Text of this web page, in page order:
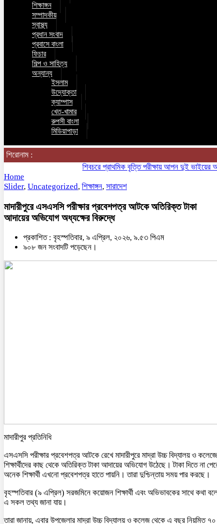
শিক্ষাঙ্গন
সম্পাদকীয়
স্বাস্থ্য
প্রধান সংবাদ
প্রবাসে বাংলা
ফিচার
শিল্প ও সাহিত্য
অন্যান্য
ইসলাম
উদ্যোক্তা
ক্যাম্পাস
খেত-খামার
রুপসী বাংলা
মিডিয়াপাড়া
শিরোনাম :
শিবচরে প্রাথমিক বৃত্তি পরীক্ষায় আপন দুই ভাইয়ের অনন্য
Home
Slider, Uncategorized, শিক্ষাঙ্গন, সারাদেশ
মাদারীপুরে এসএসসি পরীক্ষার প্রবেশপত্র আটকে অতিরিক্ত টাকা
আদায়ের অভিযোগ অধ্যক্ষের বিরুদ্ধে
প্রকাশিত : বৃহস্পতিবার, ৯ এপ্রিল, ২০২৬, ৯.৫৩ পিএম
৯০৮ জন সংবাদটি পড়েছেন।
মাদারীপুর প্রতিনিধি
এসএসসি পরীক্ষার প্রবেশপত্র আটকে রেখে মাদারীপুরে মাদ্রা উচ্চ বিদ্যালয় ও
শিক্ষার্থীদের কাছ থেকে অতিরিক্ত টাকা আদায়ের অভিযোগ উঠেছে। টাকা দিতে না
অনেক শিক্ষার্থী এখনো প্রবেশপত্র হাতে পায়নি। তারা দুশ্চিন্তায় সময় পার করছে।
বৃহস্পতিবার (৯ এপ্রিল) সরজমিনে কয়োজন শিক্ষার্থী এবং অভিভাবকের সাথে কথা
এ সকল তথ্য জানা যায়।
তারা জানায়, এবার উপজেলার মাদ্রা উচ্চ বিদ্যালয় ও কলেজ থেকে এ বছর নিয়মিত ৭০